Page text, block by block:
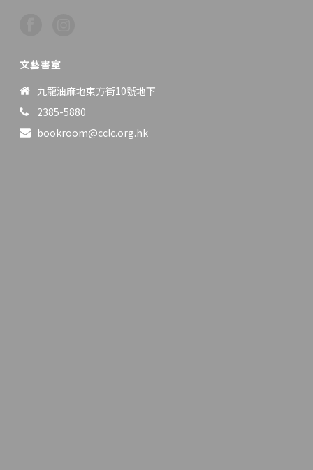
文藝書室
九龍油麻地東方街10號地下
2385-5880
bookroom@cclc.org.hk